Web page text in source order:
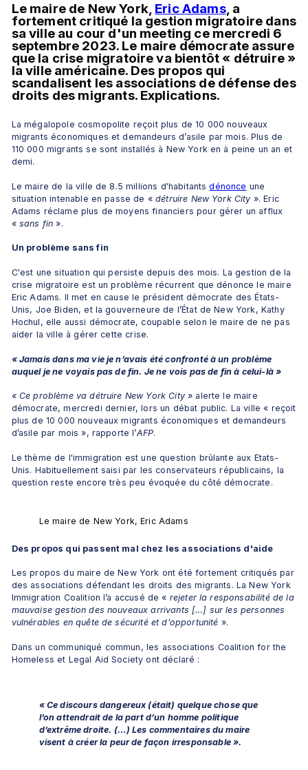
Le maire de New York, Eric Adams, a
fortement critiqué la gestion migratoire dans
sa ville au cour d'un meeting ce mercredi 6
septembre 2023. Le maire démocrate assure
que la crise migratoire va bientôt « détruire »
la ville américaine. Des propos qui
scandalisent les associations de défense des
droits des migrants. Explications.
La mégalopole cosmopolite reçoit plus de 10 000 nouveaux
migrants économiques et demandeurs d’asile par mois. Plus de
110 000 migrants se sont installés à New York en à peine un an et
demi.
Le maire de la ville de 8.5 millions d'habitants dénonce une
situation intenable en passe de « détruire New York City ». Eric
Adams réclame plus de moyens financiers pour gérer un afflux
« sans fin ».
Un problème sans fin
C'est une situation qui persiste depuis des mois. La gestion de la
crise migratoire est un problème récurrent que dénonce le maire
Eric Adams. Il met en cause le président démocrate des États-
Unis, Joe Biden, et la gouverneure de l’État de New York, Kathy
Hochul, elle aussi démocrate, coupable selon le maire de ne pas
aider la ville à gérer cette crise.
« Jamais dans ma vie je n’avais été confronté à un problème
auquel je ne voyais pas de fin. Je ne vois pas de fin à celui-là »
« Ce problème va détruire New York City » alerte le maire
démocrate, mercredi dernier, lors un débat public. La ville « reçoit
plus de 10 000 nouveaux migrants économiques et demandeurs
d’asile par mois », rapporte l’AFP.
Le thème de l'immigration est une question brûlante aux Etats-
Unis. Habituellement saisi par les conservateurs républicains, la
question reste encore très peu évoquée du côté démocrate.
Le maire de New York, Eric Adams
Des propos qui passent mal chez les associations d'aide
Les propos du maire de New York ont été fortement critiqués par
des associations défendant les droits des migrants. La New York
Immigration Coalition l’a accusé de « rejeter la responsabilité de la
mauvaise gestion des nouveaux arrivants […] sur les personnes
vulnérables en quête de sécurité et d’opportunité ».
Dans un communiqué commun, les associations Coalition for the
Homeless et Legal Aid Society ont déclaré :
« Ce discours dangereux (était) quelque chose que
l’on attendrait de la part d’un homme politique
d’extrême droite. (…) Les commentaires du maire
visent à créer la peur de façon irresponsable ».